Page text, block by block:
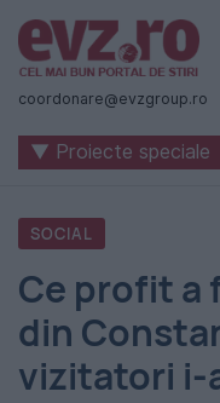
Știri
naționale
internaționale
România
-
Evenimentul
Zilei
coordonare@evzgroup.ro
▼ Proiecte speciale
SOCIAL
Ce profit a
din
vizitatori i-